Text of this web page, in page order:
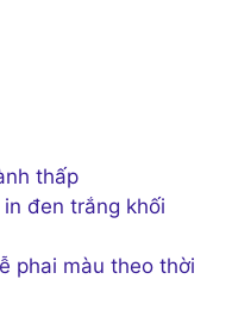
thấp
đen trắng khối
phai màu theo thời